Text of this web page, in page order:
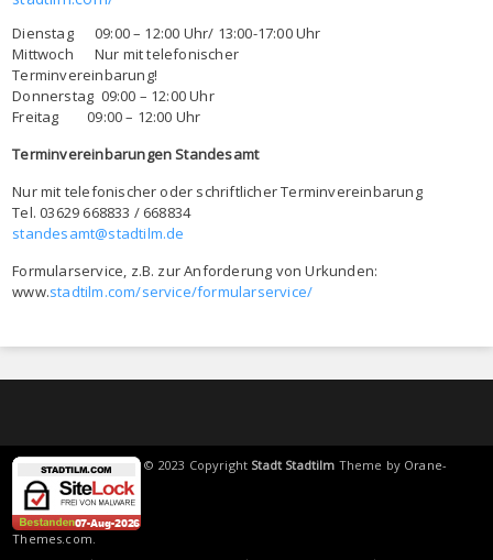
Dienstag 09:00 – 12:00 Uhr/ 13:00-17:00 Uhr
Mittwoch Nur mit telefonischer
Terminvereinbarung!
Donnerstag 09:00 – 12:00 Uhr
Freitag 09:00 – 12:00 Uhr
Terminvereinbarungen Standesamt
Nur mit telefonischer oder schriftlicher Terminvereinbarung
Tel. 03629 668833 / 668834
standesamt@stadtilm.de
Formularservice, z.B. zur Anforderung von Urkunden:
www.stadtilm.com/service/formularservice/
© 2023 Copyright Stadt Stadtilm Theme by Orane-
Themes.com.